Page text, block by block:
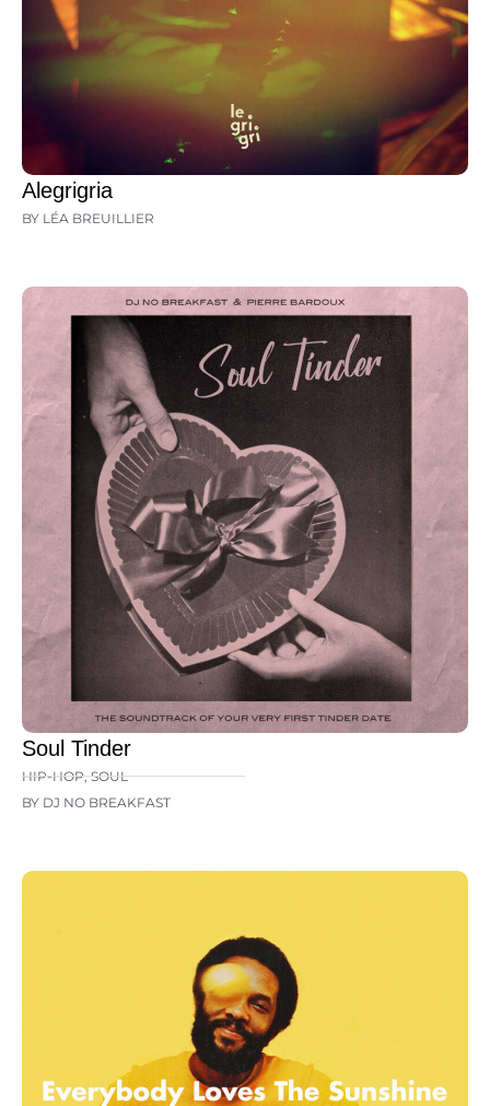
Alegrigria
BY LÉA BREUILLIER
Soul Tinder
HIP-HOP,SOUL
BY DJ NO BREAKFAST